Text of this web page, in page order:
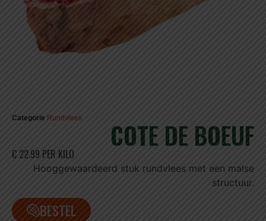
Categorie Rundvlees COTE DE BOEUF
€ 22.99 PER KILO
Hooggewaardeerd stuk rundvlees met een malse
structuur.
BESTEL